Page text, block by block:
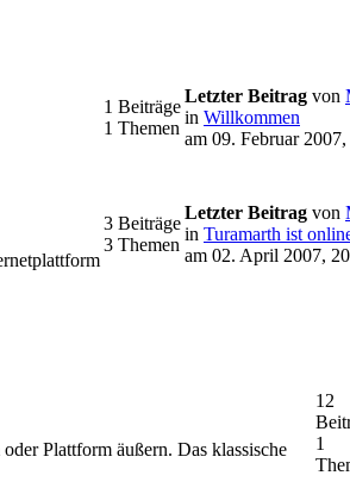
1 Beiträge
1 Themen
Letzter Beitrag von
in Willkommen
am 09. Februar
3 Beiträge
3 Themen
Letzter Beitrag von
in Turamarth ist
am 02. April 2007,
Plattform äußern. Das klassische
12
1